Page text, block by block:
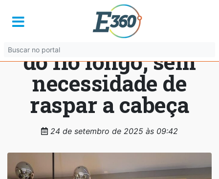
Implante capilar de
Caiado usa técnica
do fio longo, sem
necessidade de
raspar a cabeça
24 de setembro de 2025 às 09:42